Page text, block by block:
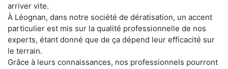
arriver vite.
À Léognan, dans notre société de dératisation, un accent
particulier est mis sur la qualité professionnelle de nos
experts, étant donné que de ça dépend leur efficacité sur
le terrain.
Grâce à leurs connaissances, nos professionnels pourront